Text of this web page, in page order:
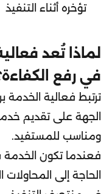
تؤخره أثناء التنفيذ
لماذا تُعد
في رفع
ترتبط فعالية
الجهة على تقديم
ومناسب للمستفيد.
فعندما تكون الخدمة
الحاجة إلى